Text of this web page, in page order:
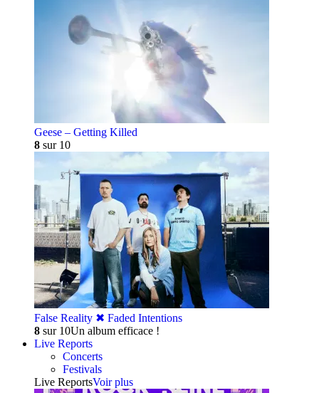
Geese – Getting Killed
8 sur 10
False Reality ✖︎ Faded Intentions
8 sur 10Un album efficace !
Live Reports
Concerts
Festivals
Live ReportsVoir plus